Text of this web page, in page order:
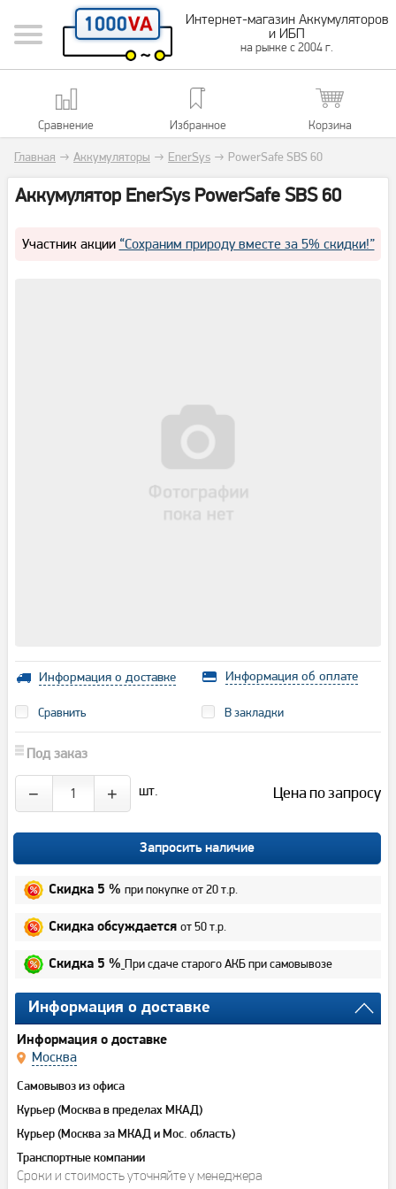
Интернет-магазин Аккумуляторов
и ИБП
на рынке с 2004 г.
Сравнение Избранное Корзина
Главная → Аккумуляторы → EnerSys → PowerSafe SBS 60
Аккумулятор EnerSys PowerSafe SBS 60
Участник акции “Сохраним природу вместе за 5% скидки!”
Информация о доставке Информация об оплате
Сравнить В закладки
Под заказ
− + шт. Цена по запросу
Запросить наличие
Скидка 5 % при покупке от 20 т.р.
Скидка обсуждается от 50 т.р.
Скидка 5 % При сдаче старого АКБ при самовывозе
Информация о доставке
Информация о доставке
Москва
Самовывоз из офиса
Курьер (Москва в пределах МКАД)
Курьер (Москва за МКАД и Мос. область)
Транспортные компании
Сроки и стоимость уточняйте у менеджера